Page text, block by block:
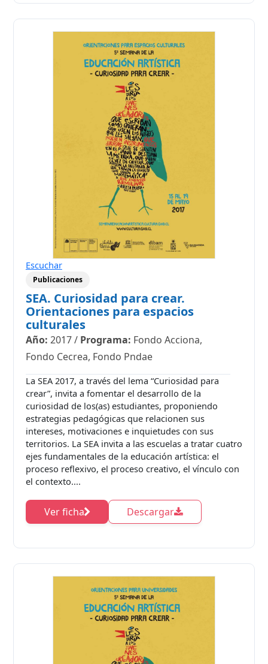
Escuchar
Publicaciones
SEA. Curiosidad para crear.
Orientaciones para espacios
culturales
Año: 2017/ Programa: Fondo Acciona,
Fondo Cecrea, Fondo Pndae
La SEA 2017, a través del lema “Curiosidad para
crear”, invita a fomentar el desarrollo de la
curiosidad de los(as) estudiantes, proponiendo
estrategias pedagógicas que relacionen sus
intereses, motivaciones e inquietudes con sus
territorios. La SEA invita a las escuelas a tratar cuatro
ejes fundamentales de la educación artística: el
proceso reflexivo, el proceso creativo, el vínculo con
el contexto....
Ver ficha Descargar